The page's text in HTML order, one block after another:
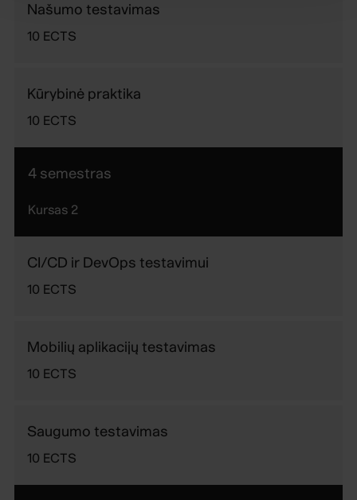
Našumo testavimas
10 ECTS
Kūrybinė praktika
10 ECTS
4 semestras
Kursas 2
CI/CD ir DevOps testavimui
10 ECTS
Mobilių aplikacijų testavimas
10 ECTS
Saugumo testavimas
10 ECTS